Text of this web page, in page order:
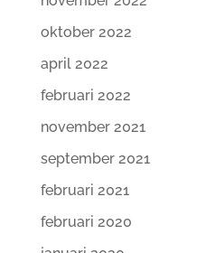
oktober 2022
april 2022
februari 2022
november 2021
september 2021
februari 2021
februari 2020